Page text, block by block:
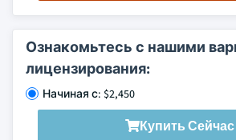
Ознакомьтесь с нашими
лицензирования:
Начиная с: $2,450
Купить Сейчас